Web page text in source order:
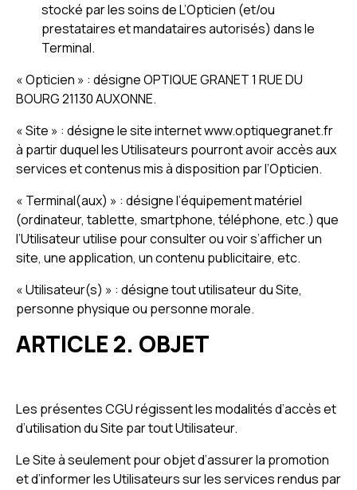
stocké par les soins de L’Opticien (et/ou
prestataires et mandataires autorisés) dans le
Terminal.
« Opticien » : désigne OPTIQUE GRANET 1 RUE DU
BOURG 21130 AUXONNE.
« Site » : désigne le site internet www.optiquegranet.fr
à partir duquel les Utilisateurs pourront avoir accès aux
services et contenus mis à disposition par l’Opticien.
« Terminal(aux) » : désigne l’équipement matériel
(ordinateur, tablette, smartphone, téléphone, etc.) que
l’Utilisateur utilise pour consulter ou voir s’afficher un
site, une application, un contenu publicitaire, etc.
« Utilisateur(s) » : désigne tout utilisateur du Site,
personne physique ou personne morale.
ARTICLE 2. OBJET
Les présentes CGU régissent les modalités d’accès et
d’utilisation du Site par tout Utilisateur.
Le Site à seulement pour objet d’assurer la promotion
et d’informer les Utilisateurs sur les services rendus par